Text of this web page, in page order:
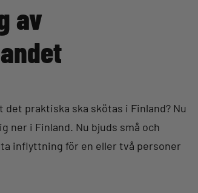
av
praktiska ska skötas i Finland? Nu
ner i Finland. Nu bjuds små och
inflyttning för en eller två personer